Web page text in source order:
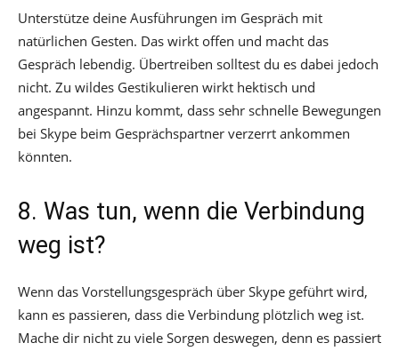
Unterstütze deine Ausführungen im Gespräch mit
natürlichen Gesten. Das wirkt offen und macht das
Gespräch lebendig. Übertreiben solltest du es dabei jedoch
nicht. Zu wildes Gestikulieren wirkt hektisch und
angespannt. Hinzu kommt, dass sehr schnelle Bewegungen
bei Skype beim Gesprächspartner verzerrt ankommen
könnten.
8. Was tun, wenn die Verbindung
weg ist?
Wenn das Vorstellungsgespräch über Skype geführt wird,
kann es passieren, dass die Verbindung plötzlich weg ist.
Mache dir nicht zu viele Sorgen deswegen, denn es passiert